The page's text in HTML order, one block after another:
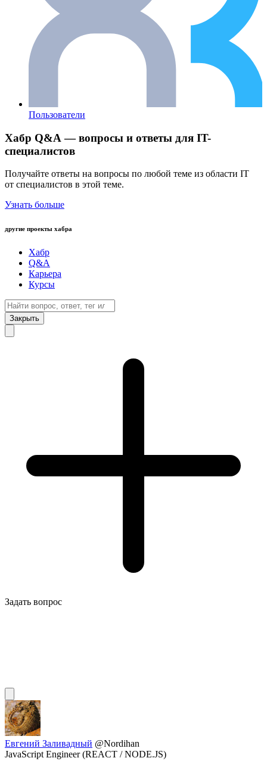
Пользователи
Хабр Q&A — вопросы и ответы для IT-
специалистов
Получайте ответы на вопросы по любой теме из области IT
от специалистов в этой теме.
Узнать больше
другие проекты хабра
Хабр
Q&A
Карьера
Курсы
Закрыть
Задать вопрос
Евгений Заливадный @Nordihan
JavaScript Engineer (REACT / NODE.JS)